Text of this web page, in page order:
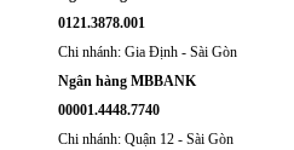
0121.3878.001
Chi nhánh: Gia Định - Sài Gòn
Ngân hàng MBBANK
00001.4448.7740
Chi nhánh: Quận 12 - Sài Gòn